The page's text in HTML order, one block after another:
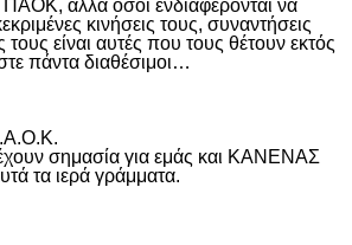
αλλά όσοι ενδιαφέρονται να
κινήσεις τους, συναντήσεις
τους είναι αυτές που τους θέτουν εκτός
πάντα διαθέσιμοι…
σημασία για εμάς και ΚΑΝΕΝΑΣ
τα ιερά γράμματα.